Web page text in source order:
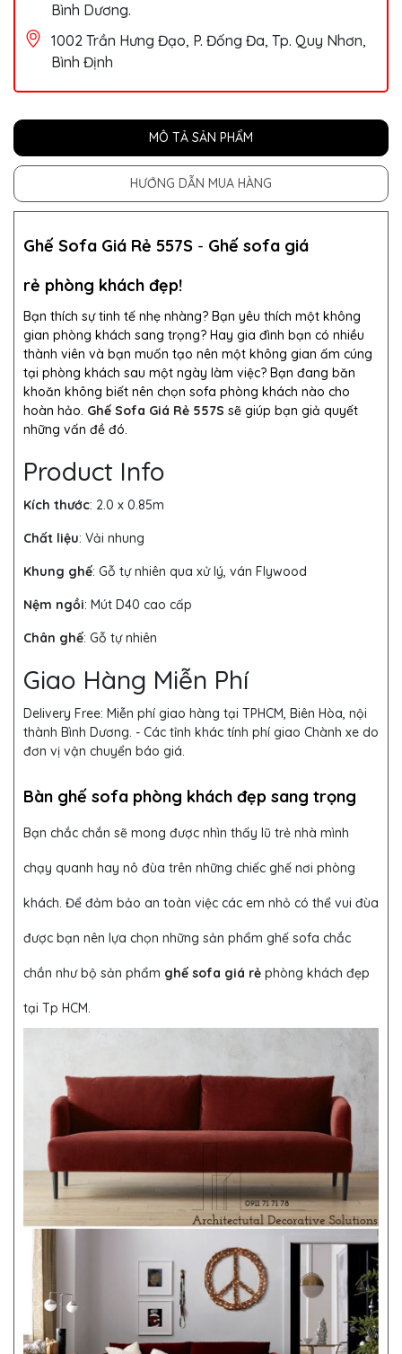
Bình Dương.
1002 Trần Hưng Đạo, P. Đống Đa, Tp. Quy Nhơn,
Bình Định
MÔ TẢ SẢN PHẨM
HƯỚNG DẪN MUA HÀNG
Ghế Sofa Giá Rẻ 557S - Ghế sofa giá
rẻ phòng khách đẹp!
Bạn thích sự tinh tế nhẹ nhàng? Bạn yêu thích một không
gian phòng khách sang trọng? Hay gia đình bạn có nhiều
thành viên và bạn muốn tạo nên một không gian ấm cúng
tại phòng khách sau một ngày làm việc? Bạn đang băn
khoăn không biết nên chọn sofa phòng khách nào cho
hoàn hảo. Ghế Sofa Giá Rẻ 557S sẽ giúp bạn giả quyết
những vấn đề đó.
Product Info
Kích thước: 2.0 x 0.85m
Chất liệu: Vải nhung
Khung ghế: Gỗ tự nhiên qua xử lý, ván Flywood
Nệm ngồi: Mút D40 cao cấp
Chân ghế: Gỗ tự nhiên
Giao Hàng Miễn Phí
Delivery Free: Miễn phí giao hàng tại TPHCM, Biên Hòa, nội
thành Bình Dương. - Các tỉnh khác tính phí giao Chành xe do
đơn vị vận chuyển báo giá.
Bàn ghế sofa phòng khách đẹp sang trọng
Bạn chắc chắn sẽ mong được nhìn thấy lũ trẻ nhà mình
chạy quanh hay nô đùa trên những chiếc ghế nơi phòng
khách. Để đảm bảo an toàn việc các em nhỏ có thể vui đùa
được bạn nên lựa chọn những sản phẩm ghế sofa chắc
chắn như bộ sản phẩm ghế sofa giá rẻ phòng khách đẹp
tại Tp HCM.